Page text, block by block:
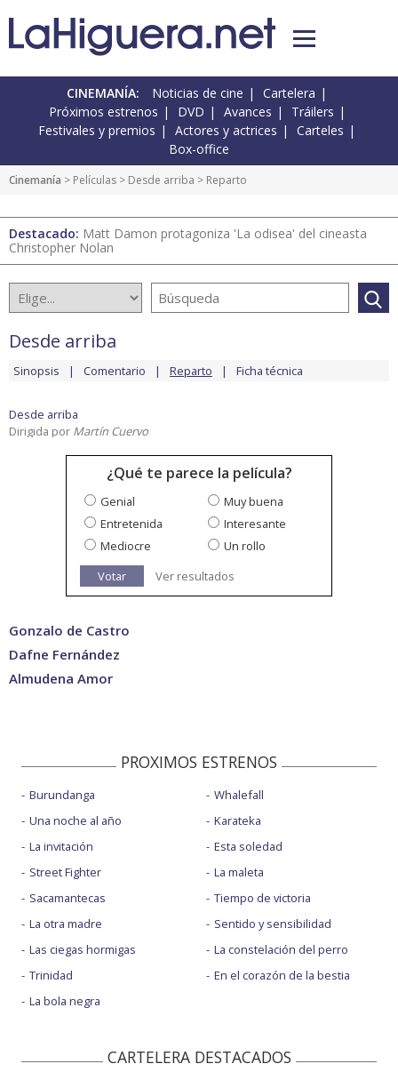
CINEMANÍA: Noticias de cine
Cartelera
Próximos estrenos
DVD Avances
Tráilers
Festivales y premios
Actores y actrices
Carteles
Box-office
Cinemanía > Películas > Desde arriba > Reparto
Destacado: Matt Damon protagoniza 'La odisea' del cineasta
Christopher Nolan
Desde arriba
Sinopsis Comentario Reparto Ficha técnica
Desde arriba
Dirigida por Martín Cuervo
¿Qué te parece la película?
Genial
Muy buena
Entretenida
Interesante
Mediocre
Un rollo
Votar
Ver resultados
Gonzalo de Castro
Dafne Fernández
Almudena Amor
PROXIMOS ESTRENOS
Burundanga
Una noche al año
La invitación
Street Fighter
Sacamantecas
La otra madre
Las ciegas hormigas
Trinidad
La bola negra
Whalefall
Karateka
Esta soledad
La maleta
Tiempo de victoria
Sentido y sensibilidad
La constelación del perro
En el corazón de la bestia
CARTELERA DESTACADOS